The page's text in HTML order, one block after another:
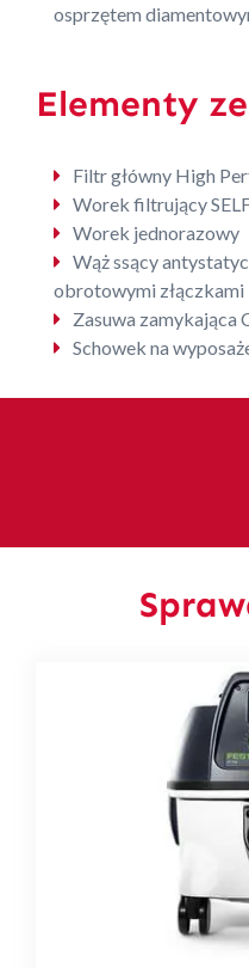
osprzętem
Elementy
Filtr główny High
Worek filtrujący
Worek jednorazowy
Wąż ssący
obrotowymi złączkami
Zasuwa zamykająca
Schowek na